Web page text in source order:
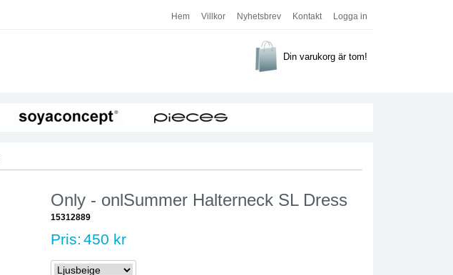
Hem Villkor Nyhetsbrev Kontakt Logga in
Din varukorg är tom!
Only - onlSummer Halterneck SL Dress
15312889
Pris: 450 kr